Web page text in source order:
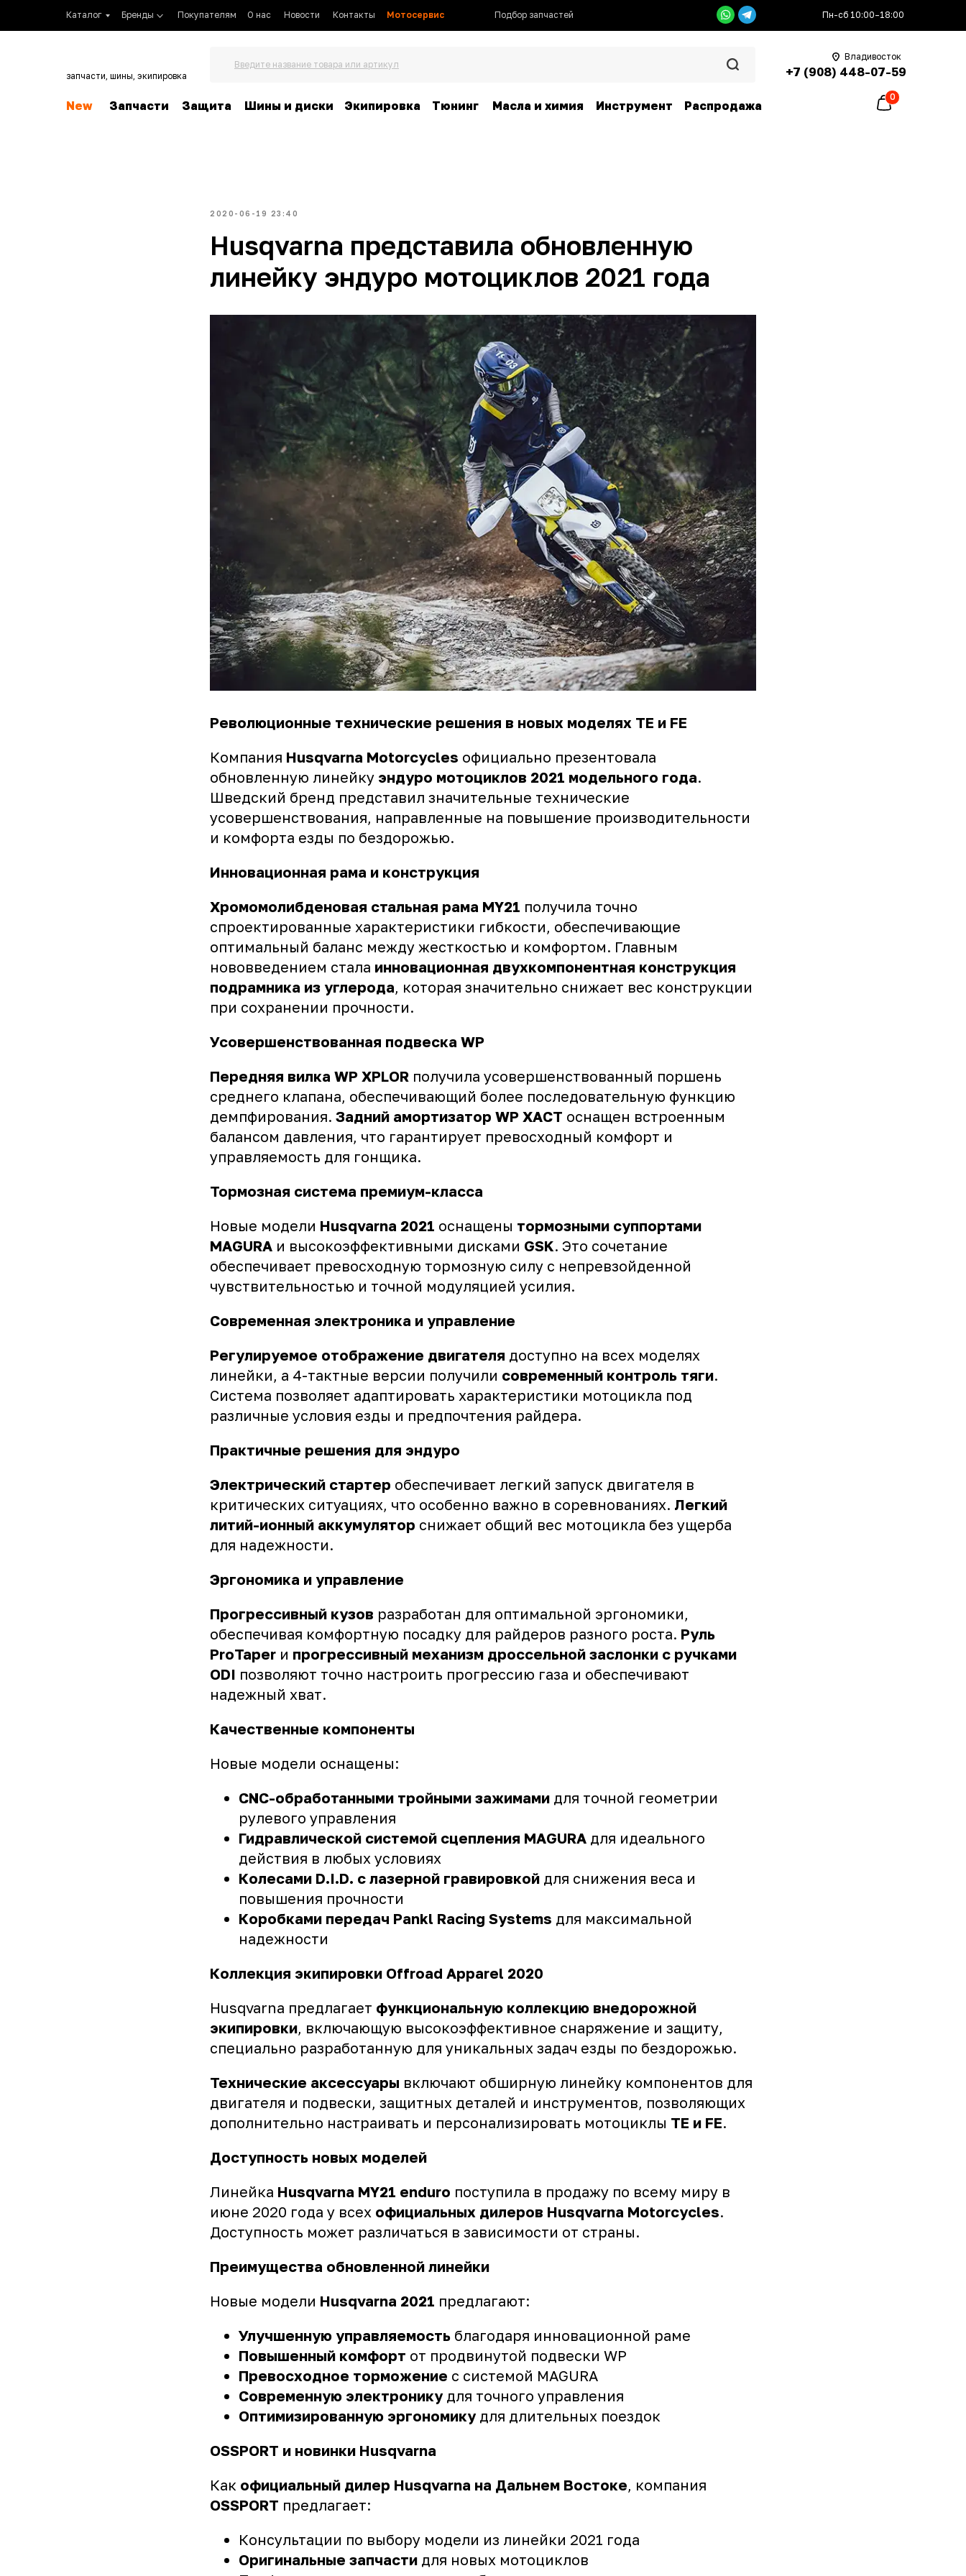
+7 (908) 448-07-59
0
Владивосток
Подбор запчастей Пн-сб 10:00–18:00
Каталог Контакты
Новости Мотосервис
Бренды Покупателям О нас
Введите название товара или артикул
Защита
Запчасти
New Масла и химия Инструмент Распродажа
Шины и диски Экипировка Тюнинг
запчасти, шины, экипировка
2020-06-19 23:40
Husqvarna представила обновленную
линейку эндуро мотоциклов 2021 года
Революционные технические решения в новых моделях TE и FE
Компания Husqvarna Motorcycles официально презентовала
обновленную линейку эндуро мотоциклов 2021 модельного года.
Шведский бренд представил значительные технические
усовершенствования, направленные на повышение производительности
и комфорта езды по бездорожью.
Инновационная рама и конструкция
Хромомолибденовая стальная рама MY21 получила точно
спроектированные характеристики гибкости, обеспечивающие
оптимальный баланс между жесткостью и комфортом. Главным
нововведением стала инновационная двухкомпонентная конструкция
подрамника из углерода, которая значительно снижает вес конструкции
при сохранении прочности.
Усовершенствованная подвеска WP
Передняя вилка WP XPLOR получила усовершенствованный поршень
среднего клапана, обеспечивающий более последовательную функцию
демпфирования. Задний амортизатор WP XACT оснащен встроенным
балансом давления, что гарантирует превосходный комфорт и
управляемость для гонщика.
Тормозная система премиум-класса
Новые модели Husqvarna 2021 оснащены тормозными суппортами
MAGURA и высокоэффективными дисками GSK. Это сочетание
обеспечивает превосходную тормозную силу с непревзойденной
чувствительностью и точной модуляцией усилия.
Современная электроника и управление
Регулируемое отображение двигателя доступно на всех моделях
линейки, а 4-тактные версии получили современный контроль тяги.
Система позволяет адаптировать характеристики мотоцикла под
различные условия езды и предпочтения райдера.
Практичные решения для эндуро
Электрический стартер обеспечивает легкий запуск двигателя в
критических ситуациях, что особенно важно в соревнованиях. Легкий
литий-ионный аккумулятор снижает общий вес мотоцикла без ущерба
для надежности.
Эргономика и управление
Прогрессивный кузов разработан для оптимальной эргономики,
обеспечивая комфортную посадку для райдеров разного роста. Руль
ProTaper и прогрессивный механизм дроссельной заслонки с ручками
ODI позволяют точно настроить прогрессию газа и обеспечивают
надежный хват.
Качественные компоненты
Новые модели оснащены:
CNC-обработанными тройными зажимами для точной геометрии
рулевого управления
Гидравлической системой сцепления MAGURA для идеального
действия в любых условиях
Колесами D.I.D. с лазерной гравировкой для снижения веса и
повышения прочности
Коробками передач Pankl Racing Systems для максимальной
надежности
Коллекция экипировки Offroad Apparel 2020
Husqvarna предлагает функциональную коллекцию внедорожной
экипировки, включающую высокоэффективное снаряжение и защиту,
специально разработанную для уникальных задач езды по бездорожью.
Технические аксессуары включают обширную линейку компонентов для
двигателя и подвески, защитных деталей и инструментов, позволяющих
дополнительно настраивать и персонализировать мотоциклы TE и FE.
Доступность новых моделей
Линейка Husqvarna MY21 enduro поступила в продажу по всему миру в
июне 2020 года у всех официальных дилеров Husqvarna Motorcycles.
Доступность может различаться в зависимости от страны.
Преимущества обновленной линейки
Новые модели Husqvarna 2021 предлагают:
Улучшенную управляемость благодаря инновационной раме
Повышенный комфорт от продвинутой подвески WP
Превосходное торможение с системой MAGURA
Современную электроникудля точного управления
Оптимизированную эргономикудля длительных поездок
OSSPORT и новинки Husqvarna
Как официальный дилер Husqvarna на Дальнем Востоке, компания
OSSPORT предлагает:
Консультации по выбору модели из линейки 2021 года
Оригинальные запчасти для новых мотоциклов